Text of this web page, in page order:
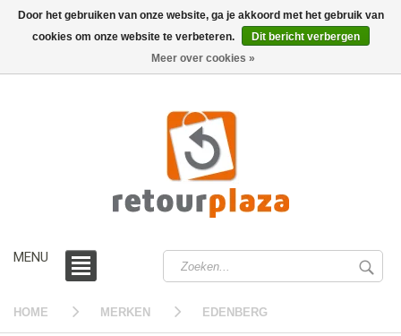
MENU
HOME MERKEN EDENBERG
Door het gebruiken van onze website, ga je akkoord met het gebruik van
cookies om onze website te verbeteren.
Dit bericht verbergen
Meer over cookies »